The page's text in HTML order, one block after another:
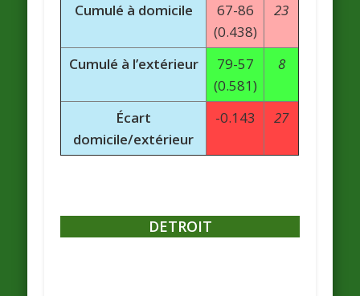
Cumulé à domicile
67-86
(0.438)
23
Cumulé à l’extérieur
79-57
(0.581)
8
Écart
domicile/extérieur
-0.143 27
DETROIT